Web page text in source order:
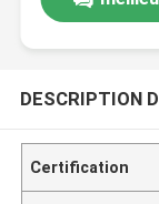
DESCRIPTION
Certification